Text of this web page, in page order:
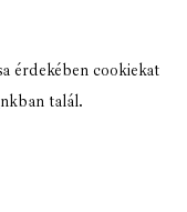
érdekében cookiekat
nkban talál.